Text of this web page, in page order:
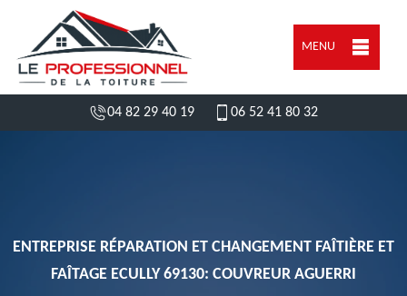
MENU
04 82 29 40 19 06 52 41 80 32
ENTREPRISE RÉPARATION ET CHANGEMENT FAÎTIÈRE ET
FAÎTAGE ECULLY 69130: COUVREUR AGUERRI